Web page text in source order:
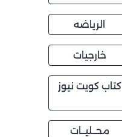
الرياضه
خارجيات
كتاب كويت نيوز
محــليــات